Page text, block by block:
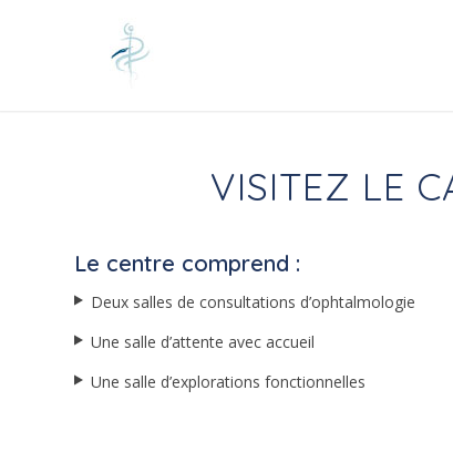
VISITEZ LE
Le centre comprend :
Deux salles de consultations d’ophtalmologie
Une salle d’attente avec accueil
Une salle d’explorations fonctionnelles